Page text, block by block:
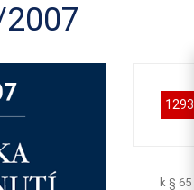
k §